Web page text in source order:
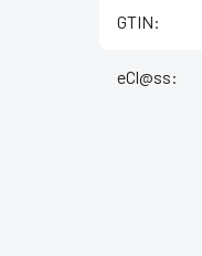
GTIN:
eCl@ss: